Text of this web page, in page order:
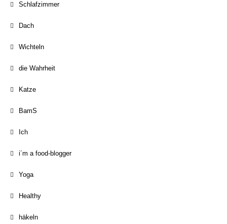
Schlafzimmer
Dach
Wichteln
die Wahrheit
Katze
BamS
Ich
i´m a food-blogger
Yoga
Healthy
häkeln